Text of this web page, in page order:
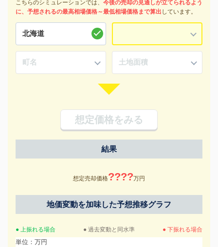
こちらのシミュレーションでは、 今後の売却の見通しが立てられるよう
に、予想されるの最高相場価格～最低相場価格まで算出 しています。
想定価格をみる
結果
想定売却価格????万円
地価変動を加味した予想推移グラフ
● 上振れる場合 ● 過去変動と同水準 ● 下振れる場合
単位：万円